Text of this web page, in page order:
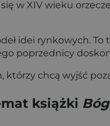
się w XIV wieku
idei rynkowych.
poprzednicy
którzy chcą wyjść
książki